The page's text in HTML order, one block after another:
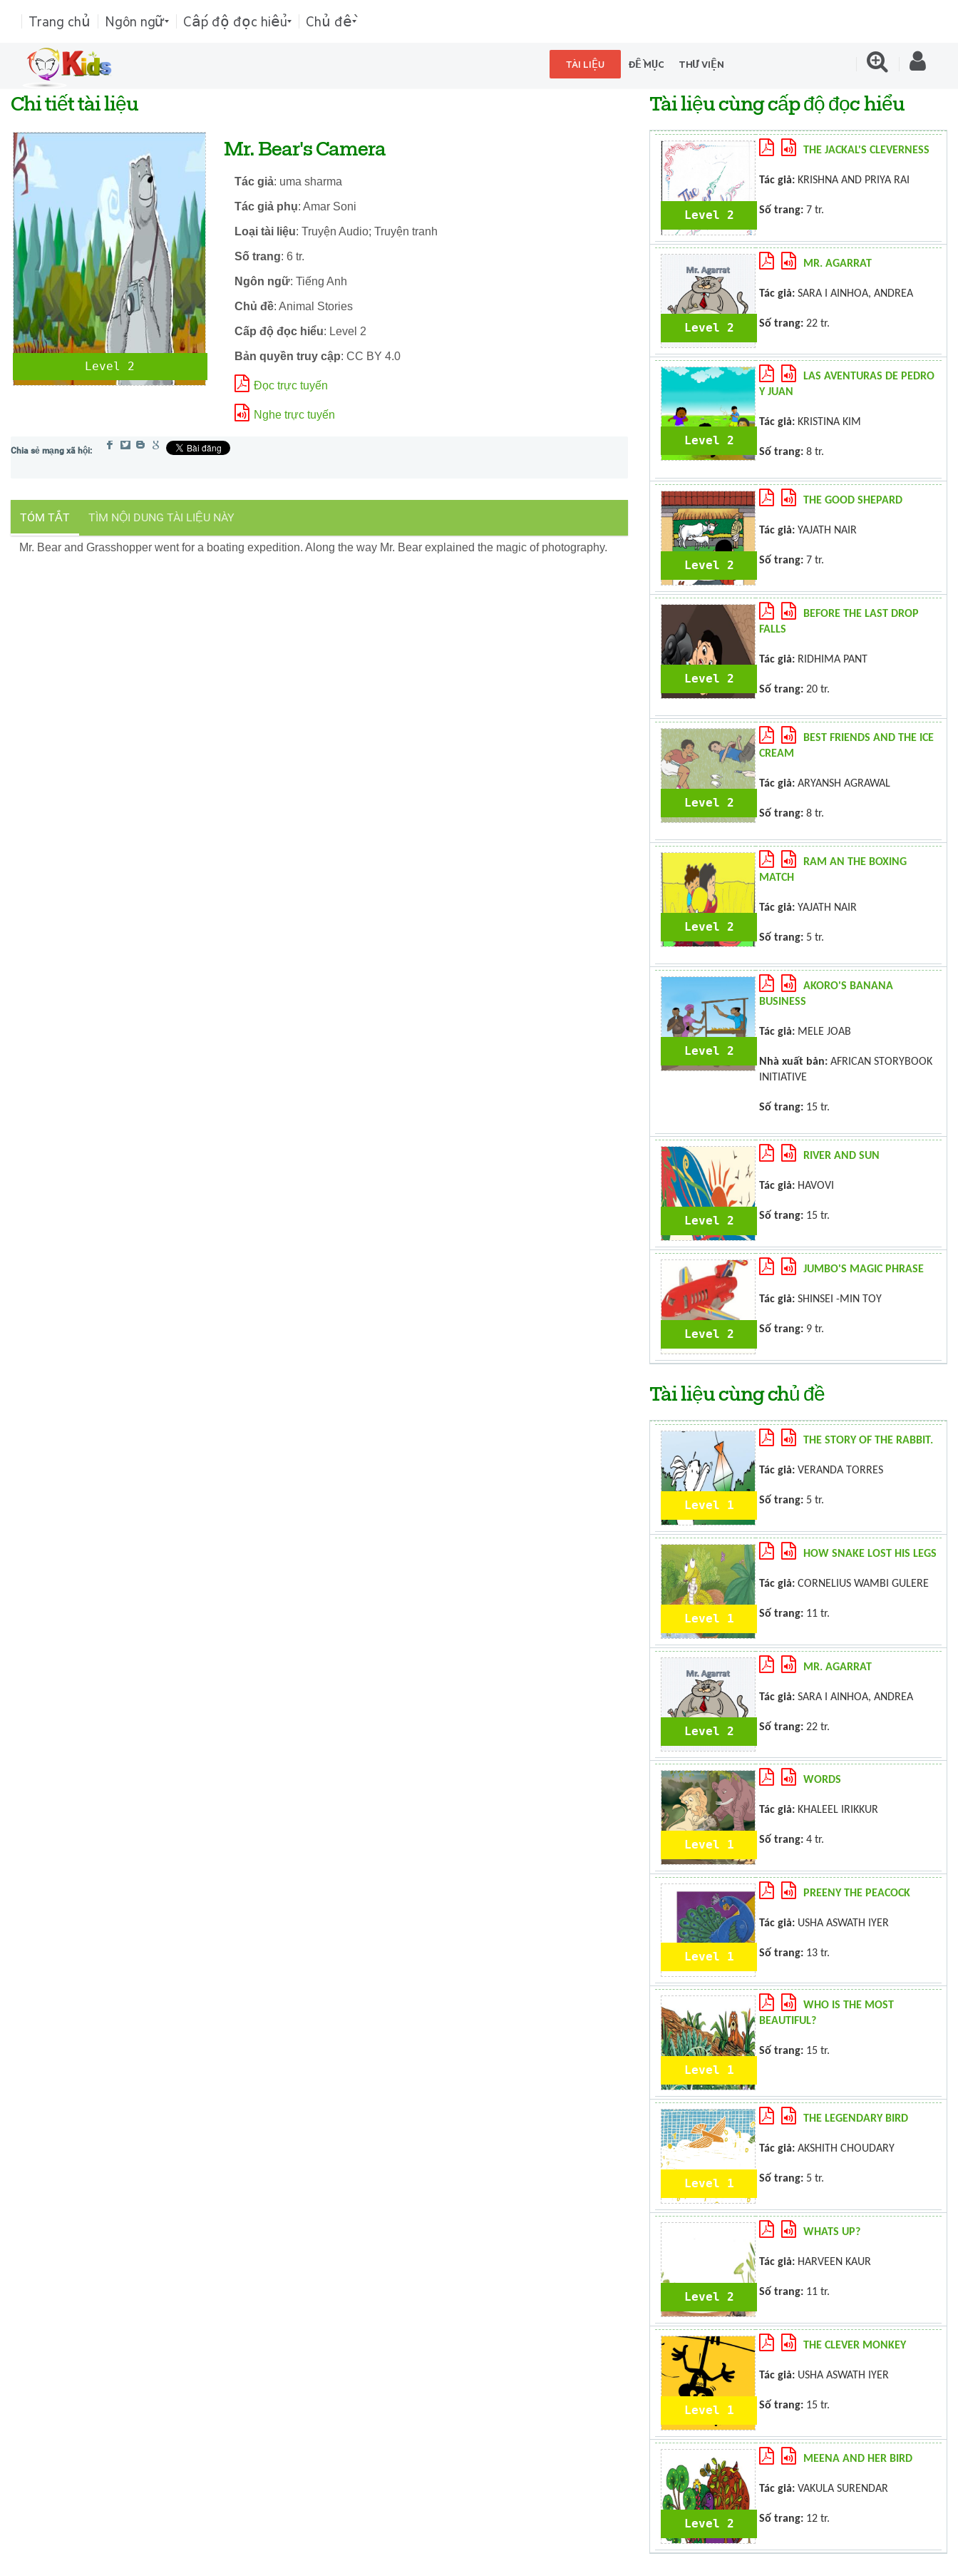
Trang chủ Ngôn ngữ Cấp độ đọc hiểu Chủ đề
TÀI LIỆU ĐỀ MỤC THƯ VIỆN
Chi tiết tài liệu
Level 2
Mr. Bear's Camera
Tác giả: uma sharma
Tác giả phụ: Amar Soni
Loại tài liệu: Truyện Audio; Truyện tranh
Số trang: 6 tr.
Ngôn ngữ: Tiếng Anh
Chủ đề: Animal Stories
Cấp độ đọc hiểu: Level 2
Bản quyền truy cập: CC BY 4.0
Đọc trực tuyến
Nghe trực tuyến
TÓM TẮT TÌM NỘI DUNG TÀI LIỆU NÀY
Mr. Bear and Grasshopper went for a boating expedition. Along the way Mr. Bear explained the magic of photography.
Tài liệu cùng cấp độ đọc hiểu
Level 2
THE JACKAL'S CLEVERNESS
Tác giả: KRISHNA AND PRIYA RAI
Số trang: 7 tr.
Level 2
MR. AGARRAT
Tác giả: SARA I AINHOA, ANDREA
Số trang: 22 tr.
Level 2
LAS AVENTURAS DE PEDRO
Y JUAN
Tác giả: KRISTINA KIM
Số trang: 8 tr.
Level 2
THE GOOD SHEPARD
Tác giả: YAJATH NAIR
Số trang: 7 tr.
Level 2
BEFORE THE LAST DROP
FALLS
Tác giả: RIDHIMA PANT
Số trang: 20 tr.
Level 2
BEST FRIENDS AND THE ICE
CREAM
Tác giả: ARYANSH AGRAWAL
Số trang: 8 tr.
Level 2
RAM AN THE BOXING
MATCH
Tác giả: YAJATH NAIR
Số trang: 5 tr.
Level 2
AKORO'S BANANA
BUSINESS
Tác giả: MELE JOAB
Nhà xuất bản: AFRICAN STORYBOOK
INITIATIVE
Số trang: 15 tr.
Level 2
RIVER AND SUN
Tác giả: HAVOVI
Số trang: 15 tr.
Level 2
JUMBO'S MAGIC PHRASE
Tác giả: SHINSEI -MIN TOY
Số trang: 9 tr.
Tài liệu cùng chủ đề
Level 1
THE STORY OF THE RABBIT.
Tác giả: VERANDA TORRES
Số trang: 5 tr.
Level 1
HOW SNAKE LOST HIS LEGS
Tác giả: CORNELIUS WAMBI GULERE
Số trang: 11 tr.
Level 2
MR. AGARRAT
Tác giả: SARA I AINHOA, ANDREA
Số trang: 22 tr.
Level 1
WORDS
Tác giả: KHALEEL IRIKKUR
Số trang: 4 tr.
Level 1
PREENY THE PEACOCK
Tác giả: USHA ASWATH IYER
Số trang: 13 tr.
Level 1
WHO IS THE MOST
BEAUTIFUL?
Số trang: 15 tr.
Level 1
THE LEGENDARY BIRD
Tác giả: AKSHITH CHOUDARY
Số trang: 5 tr.
Level 2
WHATS UP?
Tác giả: HARVEEN KAUR
Số trang: 11 tr.
Level 1
THE CLEVER MONKEY
Tác giả: USHA ASWATH IYER
Số trang: 15 tr.
Level 2
MEENA AND HER BIRD
Tác giả: VAKULA SURENDAR
Số trang: 12 tr.